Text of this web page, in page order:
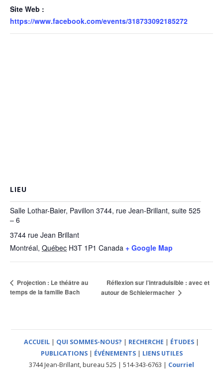
Site Web :
https://www.facebook.com/events/318733092185272
LIEU
Salle Lothar-Baier, Pavillon 3744, rue Jean-Brillant, suite 525
– 6
3744 rue Jean Brillant
Montréal, Québec H3T 1P1 Canada + Google Map
Projection : Le théâtre au
temps de la famille Bach
Réflexion sur l’intraduisible : avec et
autour de Schleiermacher
ACCUEIL | QUI SOMMES-NOUS? | RECHERCHE | ÉTUDES |
PUBLICATIONS| ÉVÉNEMENTS| LIENS UTILES
3744 Jean-Brillant, bureau 525 | 514-343-6763 | Courriel